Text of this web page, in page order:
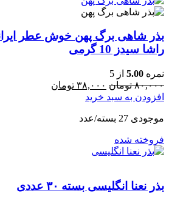
بذر شاهی برگ پهن خوش عطر
راشا سیدز 10 گرمی
نمره 5.00 از 5
۸۰,۰۰۰ تومان ۳۸,۰۰۰ تومان
افزودن به سبد خرید
موجودی 27 بسته/عدد
فروخته شده
بذر نعنا انگلیسی بسته ۳۰ عددی